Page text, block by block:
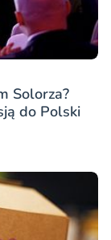
Solorza?
do Polski